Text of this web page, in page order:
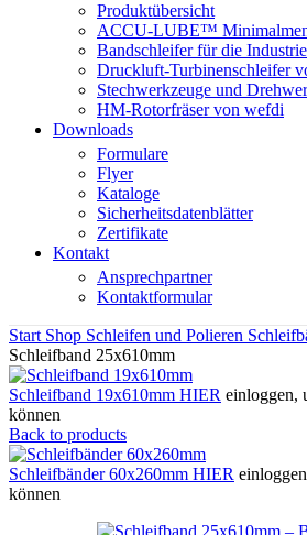
Produktübersicht
ACCU-LUBE™
Bandschleifer für die Industrie
Druckluft-Turbinenschleifer
Stechwerkzeuge und
HM-Rotorfräser von wefdi
Downloads
Formulare
Flyer
Kataloge
Sicherheitsdatenblätter
Zertifikate
Kontakt
Ansprechpartner
Kontaktformular
Start Shop Schleifen und Polieren
Schleifband 25x610mm
Schleifband 19x610mm HIER einloggen,
können
Back to products
Schleifbänder 60x260mm HIER
können